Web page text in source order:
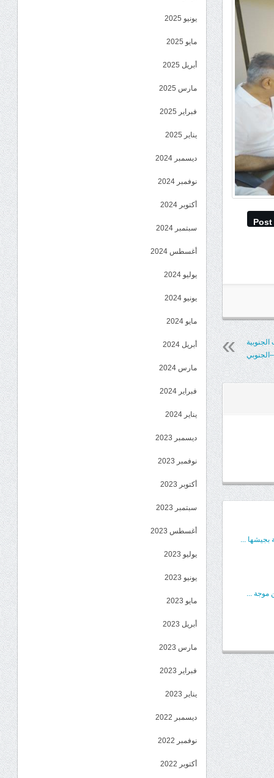
Post
بجيشها ...
موجة ...
يونيو 2025
مايو 2025
أبريل 2025
مارس 2025
فبراير 2025
يناير 2025
ديسمبر 2024
نوفمبر 2024
أكتوبر 2024
سبتمبر 2024
أغسطس 2024
يوليو 2024
يونيو 2024
مايو 2024
أبريل 2024
مارس 2024
فبراير 2024
يناير 2024
ديسمبر 2023
نوفمبر 2023
أكتوبر 2023
سبتمبر 2023
أغسطس 2023
يوليو 2023
يونيو 2023
مايو 2023
أبريل 2023
مارس 2023
فبراير 2023
يناير 2023
ديسمبر 2022
نوفمبر 2022
أكتوبر 2022